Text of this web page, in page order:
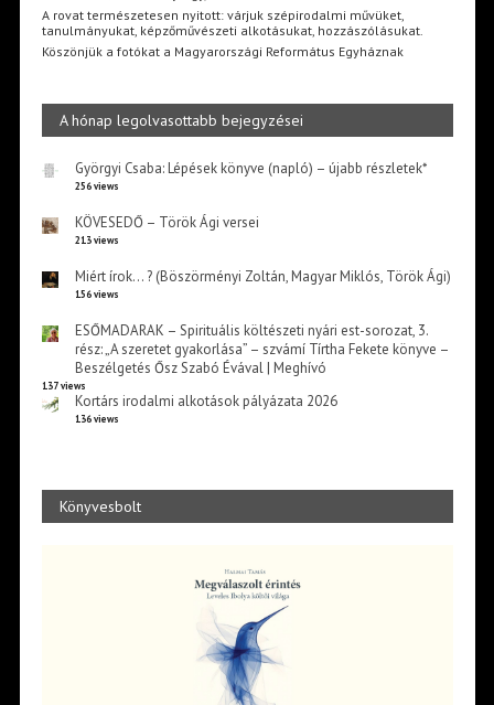
A rovat természetesen nyitott: várjuk szépirodalmi művüket,
tanulmányukat, képzőművészeti alkotásukat, hozzászólásukat.
Köszönjük a fotókat a Magyarországi Református Egyháznak
A hónap legolvasottabb bejegyzései
Györgyi Csaba: Lépések könyve (napló) – újabb részletek*
256 views
KÖVESEDŐ – Török Ági versei
213 views
Miért írok… ? (Böszörményi Zoltán, Magyar Miklós, Török Ági)
156 views
ESŐMADARAK – Spirituális költészeti nyári est-sorozat, 3.
rész: „A szeretet gyakorlása” – szvámí Tírtha Fekete könyve –
Beszélgetés Ősz Szabó Évával | Meghívó
137 views
Kortárs irodalmi alkotások pályázata 2026
136 views
Könyvesbolt